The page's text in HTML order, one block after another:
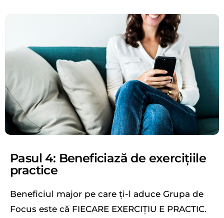
Pasul 4: Beneficiază de exercițiile
practice
Beneficiul major pe care ți-l aduce Grupa de
Focus este că FIECARE EXERCIȚIU E PRACTIC.